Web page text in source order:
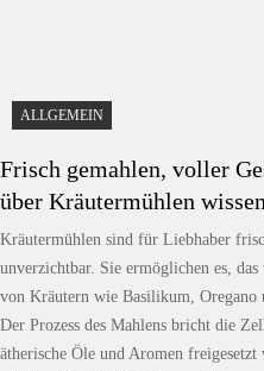
ALLGEMEIN
Frisch gemahlen, voller
über Kräutermühlen
Kräutermühlen sind für Liebhaber
unverzichtbar. Sie ermöglichen es,
von Kräutern wie Basilikum, Oregano
Der Prozess des Mahlens bricht die
ätherische Öle und Aromen